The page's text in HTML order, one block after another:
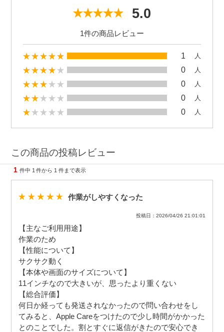
5.0
1件の商品レビュー
1 人
0 人
0 人
0 人
0 人
この商品の投稿レビュー
1 件中 1 件から 1 件まで表示
作業がしやすくなった
投稿日：2026/04/26 21:01:01
【主なご利用用途】
作業のため
【性能について】
サクサク動く
【本体や画面のサイズについて】
11インチなので大きいが、思ったより重くない
【総合評価】
何日か経っても発送されなかったので問い合わせをし
てみると、Apple Careをつけたので少し時間がかかった
とのことでした。割とすぐに返信がきたので安心でき